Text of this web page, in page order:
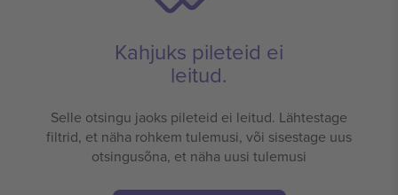
Kahjuks pileteid ei
leitud.
Selle otsingu jaoks pileteid ei leitud. Lähtestage
filtrid, et näha rohkem tulemusi, või sisestage uus
otsingusõna, et näha uusi tulemusi